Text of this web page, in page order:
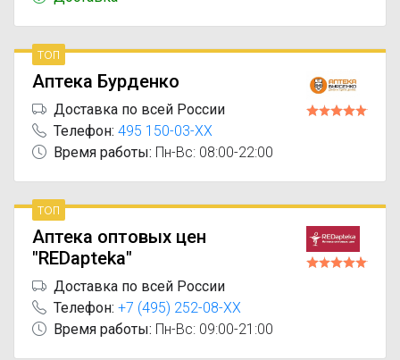
топ
Аптека Бурденко
Доставка по всей России
Телефон: 495 150-03-XX
Время работы: Пн-Вс: 08:00-22:00
топ
Аптека оптовых цен
"REDapteka"
Доставка по всей России
Телефон: +7 (495) 252-08-XX
Время работы: Пн-Вс: 09:00-21:00